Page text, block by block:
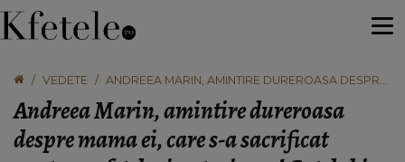
VEDETE
ANDREEA MARIN, AMINTIRE DUREROASA DESPRE
FETELE EI SA TRAIASCA! CAT DE BINE SEAMANA
VEDETA CU CEA CARE I-A DAT VIATA FOTO!
Andreea Marin, amintire dureroasa
despre mama ei, care s-a sacrificat